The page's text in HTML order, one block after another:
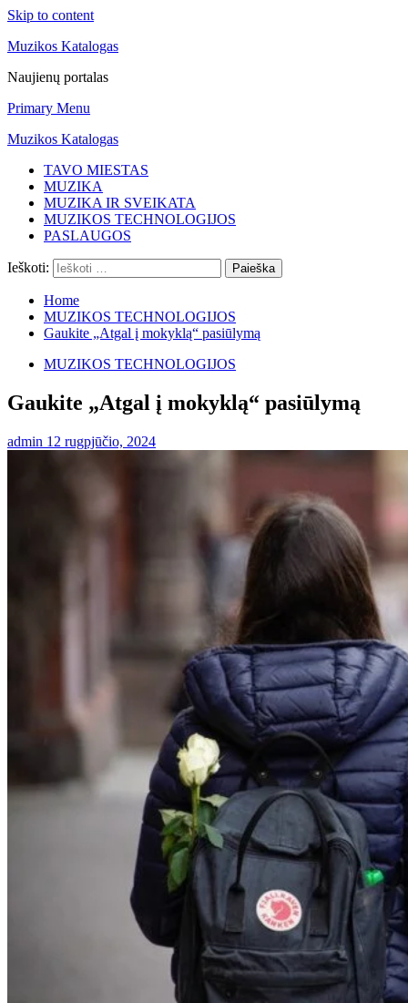
Skip to content
Muzikos Katalogas
Naujienų portalas
Primary Menu
Muzikos Katalogas
TAVO MIESTAS
MUZIKA
MUZIKA IR SVEIKATA
MUZIKOS TECHNOLOGIJOS
PASLAUGOS
Ieškoti:
Home
MUZIKOS TECHNOLOGIJOS
Gaukite „Atgal į mokyklą“ pasiūlymą
MUZIKOS TECHNOLOGIJOS
Gaukite „Atgal į mokyklą“ pasiūlymą
admin 12 rugpjūčio, 2024